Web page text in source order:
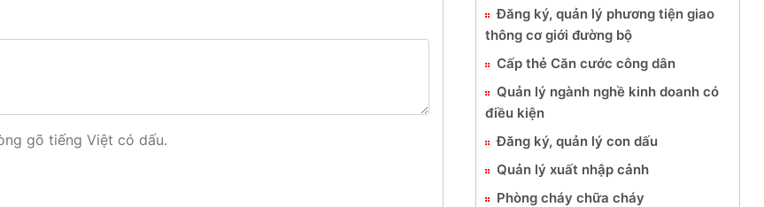
gõ tiếng Việt có dấu.
Đăng ký, quản lý phương tiện giao
thông cơ giới đường bộ
Cấp thẻ Căn cước công dân
Quản lý ngành nghề kinh doanh có
điều kiện
Đăng ký, quản lý con dấu
Quản lý xuất nhập cảnh
Phòng cháy chữa cháy